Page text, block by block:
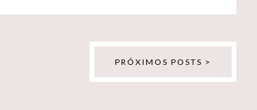
PRÓXIMOS POSTS >